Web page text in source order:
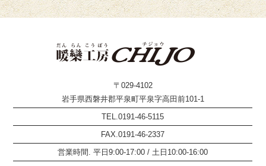
〒029-4102
岩手県西磐井郡平泉町平泉字高田前101-1
TEL.0191-46-5115
FAX.0191-46-2337
営業時間. 平日9:00-17:00 / 土日10:00-16:00